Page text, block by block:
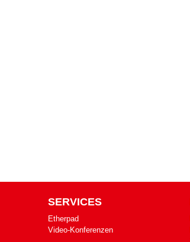
SERVICES
Etherpad
Video-Konferenzen